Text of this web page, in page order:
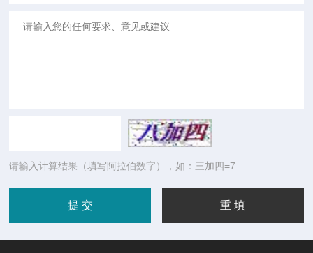
请输入计算结果（填写阿拉伯数字），如：三加四=7